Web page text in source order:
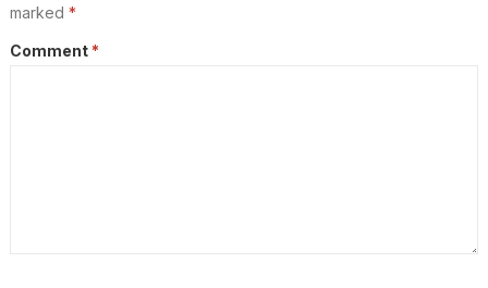
marked *
Comment *